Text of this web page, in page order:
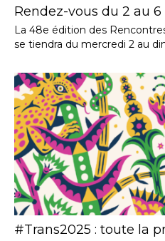
Rendez-vous du 2 au
La 48e édition des
se tiendra du mercredi 2 au
#Trans2025 : toute la